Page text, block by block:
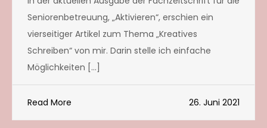
Seniorenbetreuung, „Aktivieren“, erschien ein
vierseitiger Artikel zum Thema „Kreatives
Schreiben“ von mir. Darin stelle ich einfache
Möglichkeiten […]
Read More 26. Juni 2021